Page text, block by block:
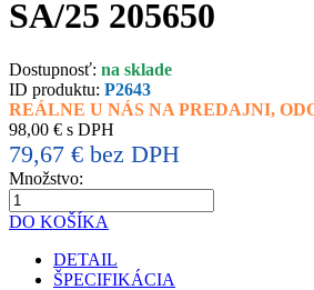
SA/25 205650
Dostupnosť: na sklade
ID produktu: P2643
REÁLNE U NÁS NA PREDAJNI,
98,00 € s DPH
79,67 € bez DPH
Množstvo:
DO KOŠÍKA
DETAIL
ŠPECIFIKÁCIA